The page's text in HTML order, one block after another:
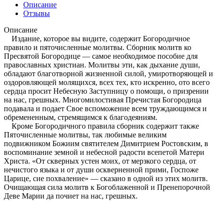
Описание
Отзывы
Описание
Издание, которое вы видите, содержит Богородичное
правило и пяточисленные молитвы. Сборник молитв ко
Пресвятой Богородице — самое необходимое пособие для
православных христиан. Молитвы эти, как дыхание души,
обладают благотворной жизненной силой, умиротворяющей и
оздоровляющей молящихся, всех тех, кто искренно, ото всего
сердца просит Небесную Заступницу о помощи, о призрении
на нас, грешных. Многомилостивая Пречистая Богородица
подавала и подает Свое вспоможение всем труждающимся и
обремененным, стремящимся к благодеяниям.
Кроме Богородичного правила сборник содержит также
Пяточисленные молитвы, так любимые великим
подвижником Божиим святителем Димитрием Ростовским, в
воспоминание земной и небесной радости всепетой Матери
Христа. «От скверных устен моих, от мерзкого сердца, от
нечистого языка и от души оскверненной прими, Госпоже
Царице, сие похваление» — сказано в одной из этих молитв.
Очищающая сила молитв к Богоблаженной и Пренепорочной
Деве Марии да почиет на нас, грешных.